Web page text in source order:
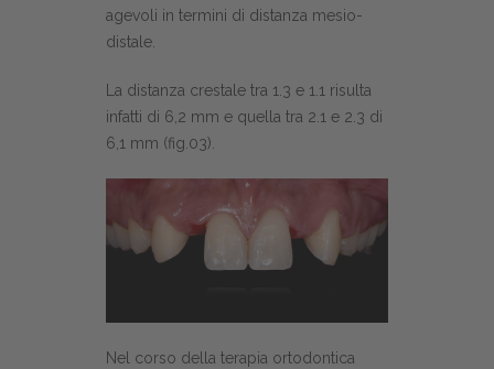
agevoli in termini di distanza mesio-
distale.
La distanza crestale tra 1.3 e 1.1 risulta
infatti di 6,2 mm e quella tra 2.1 e 2.3 di
6,1 mm (fig.03).
Nel corso della terapia ortodontica